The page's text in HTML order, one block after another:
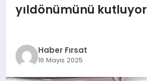
TEKNOLOJİ
EKONOMİ
yıldönümünü kutluyor
Haber Fırsat
16 Mayıs 2025